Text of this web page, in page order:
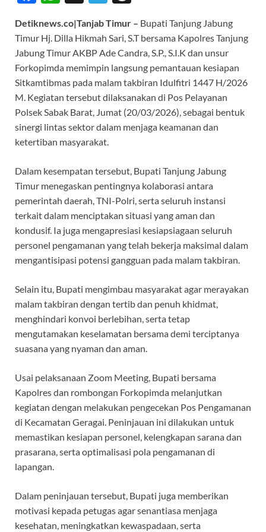
e
b
o
o
k
at
s
A
p
p
e
gr
a
m
e
a
ds
Detiknews.co|Tanjab Timur – Bupati Tanjung Jabung
Timur Hj. Dilla Hikmah Sari, S.T bersama Kapolres Tanjung
Jabung Timur AKBP Ade Candra, S.P., S.I.K dan unsur
Forkopimda memimpin langsung pemantauan kesiapan
Sitkamtibmas pada malam takbiran Idulfitri 1447 H/2026
M. Kegiatan tersebut dilaksanakan di Pos Pelayanan
Polsek Sabak Barat, Jumat (20/03/2026), sebagai bentuk
sinergi lintas sektor dalam menjaga keamanan dan
ketertiban masyarakat.
Dalam kesempatan tersebut, Bupati Tanjung Jabung
Timur menegaskan pentingnya kolaborasi antara
pemerintah daerah, TNI-Polri, serta seluruh instansi
terkait dalam menciptakan situasi yang aman dan
kondusif. Ia juga mengapresiasi kesiapsiagaan seluruh
personel pengamanan yang telah bekerja maksimal dalam
mengantisipasi potensi gangguan pada malam takbiran.
Selain itu, Bupati mengimbau masyarakat agar merayakan
malam takbiran dengan tertib dan penuh khidmat,
menghindari konvoi berlebihan, serta tetap
mengutamakan keselamatan bersama demi terciptanya
suasana yang nyaman dan aman.
Usai pelaksanaan Zoom Meeting, Bupati bersama
Kapolres dan rombongan Forkopimda melanjutkan
kegiatan dengan melakukan pengecekan Pos Pengamanan
di Kecamatan Geragai. Peninjauan ini dilakukan untuk
memastikan kesiapan personel, kelengkapan sarana dan
prasarana, serta optimalisasi pola pengamanan di
lapangan.
Dalam peninjauan tersebut, Bupati juga memberikan
motivasi kepada petugas agar senantiasa menjaga
kesehatan, meningkatkan kewaspadaan, serta